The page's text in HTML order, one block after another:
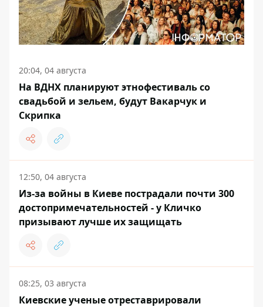
20:04, 04 августа
На ВДНХ планируют этнофестиваль со
свадьбой и зельем, будут Вакарчук и
Скрипка
12:50, 04 августа
Из-за войны в Киеве пострадали почти 300
достопримечательностей - у Кличко
призывают лучше их защищать
08:25, 03 августа
Киевские ученые отреставрировали